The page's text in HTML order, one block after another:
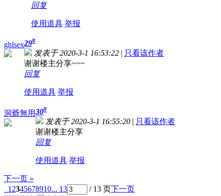
回复
使用道具 举报
ghlsex29#
发表于 2020-3-1 16:53:22 | 只看该作者
谢谢楼主分享~~~
回复
使用道具 举报
洞爺無用30#
发表于 2020-3-1 16:55:20 | 只看该作者
谢谢楼主分享
回复
使用道具 举报
下一页 »
1 2345678910... 13 / 13 页下一页